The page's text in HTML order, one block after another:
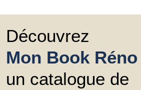
Découvrez
Mon Book Réno
un catalogue de